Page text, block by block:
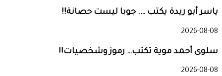
ياسر أبو ريدة يكتب …. جوبا ليست حصانة!!
2026-08-08
سلوى أحمد موية تكتب… رموز وشخصيات!!
2026-08-08